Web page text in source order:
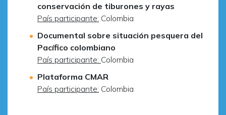
conservación de tiburones y rayas
País participante: Colombia
Documental sobre situación pesquera del
Pacífico colombiano
País participante: Colombia
Plataforma CMAR
País participante: Colombia